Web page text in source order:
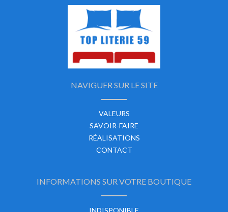
NAVIGUER SUR LE SITE
VALEURS
SAVOIR-FAIRE
RÉALISATIONS
CONTACT
INFORMATIONS SUR VOTRE BOUTIQUE
INDISPONIBLE